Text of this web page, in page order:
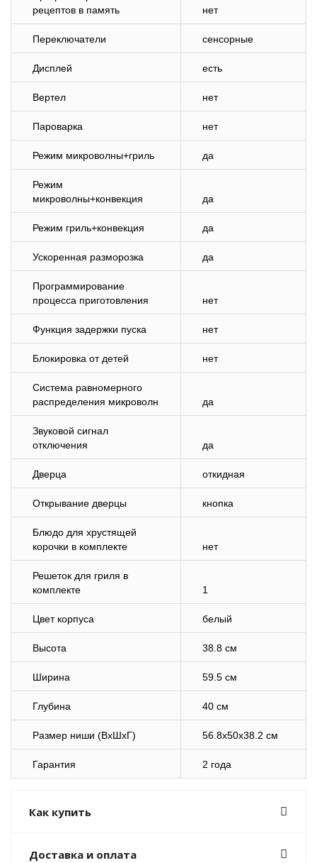
рецептов в память
нет
Переключатели сенсорные
Дисплей есть
Вертел нет
Пароварка нет
Режим микроволны+гриль да
Режим
микроволны+конвекция
да
Режим гриль+конвекция да
Ускоренная разморозка да
Программирование
процесса приготовления
нет
Функция задержки пуска нет
Блокировка от детей нет
Система равномерного
распределения микроволн
да
Звуковой сигнал
отключения
да
Дверца откидная
Открывание дверцы кнопка
Блюдо для хрустящей
корочки в комплекте
нет
Решеток для гриля в
комплекте
1
Цвет корпуса белый
Высота 38.8 см
Ширина 59.5 см
Глубина 40 см
Размер ниши (ВхШхГ) 56.8x50x38.2 см
Гарантия 2 года
Как купить
Доставка и оплата